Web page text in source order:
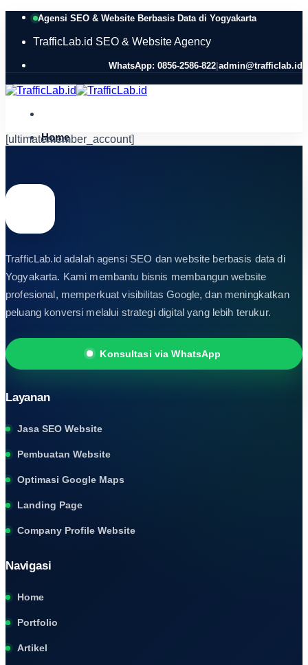
Skip
content
Agensi SEO & Website Berbasis Data di Yogyakarta
TrafficLab.id SEO & Website Agency
WhatsApp: 0856-2586-822|admin@trafficlab.id
Home
Layanan
Portfolio
Artikel
Tentang Kami
Kontak
Search
[ultimatemember_account]
TrafficLab.id adalah agensi SEO dan website berbasis data di
Yogyakarta. Kami membantu bisnis membangun website
profesional, memperkuat visibilitas Google, dan meningkatkan
peluang konversi melalui strategi digital yang lebih terukur.
Konsultasi via WhatsApp
Layanan
Jasa SEO Website
Pembuatan Website
Optimasi Google Maps
Landing Page
Company Profile Website
Navigasi
Home
Portfolio
Artikel